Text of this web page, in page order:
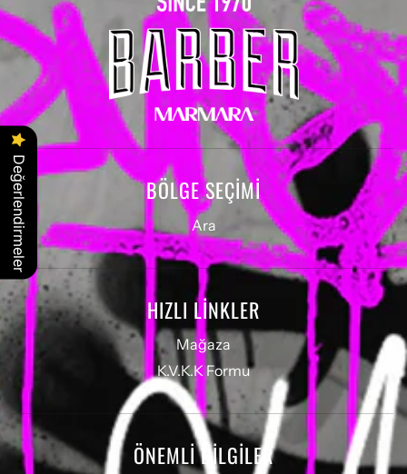
BÖLGE SEÇIMI
Ara
HIZLI LİNKLER
Mağaza
K.V.K.K Formu
ÖNEMLİ BİLGİLER
Değerlendirmeler